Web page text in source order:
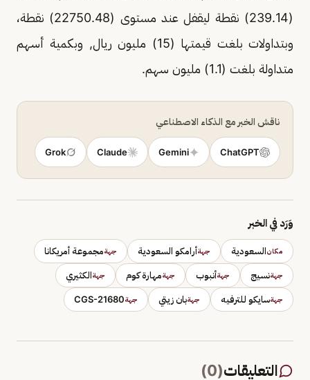
(239.14) نقطة ليقفل عند مستوى (22750.48) نقطة،
وبتداولات بلغت قيمتها (15) مليون ريال, وبكمية أسهم
متداولة بلغت (1.1) مليون سهم.
ناقش الخبر مع الذكاء الاصطناعي
ChatGPT
Gemini
Claude
Grok
وَرَد في الخبر
مكانالسعودية جهةأرامكو السعودية جهةمجموعة أمريكانا
جهةنسيج جهةأنبوب جهةمهارة كوم جهةالكثيري
جهةسايكو للترفيه جهةبان زيتي جهةCGS-21680
التعليقات(
0
)